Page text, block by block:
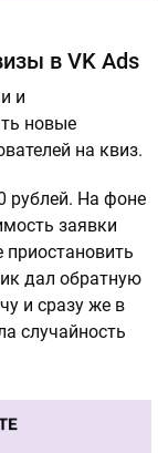
в VK Ads
и
новые
на квиз.
рублей. На фоне
заявки
дал обратную
и сразу же в
случайность